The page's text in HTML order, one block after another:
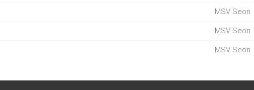
MSV Seon
MSV Seon
MSV Seon